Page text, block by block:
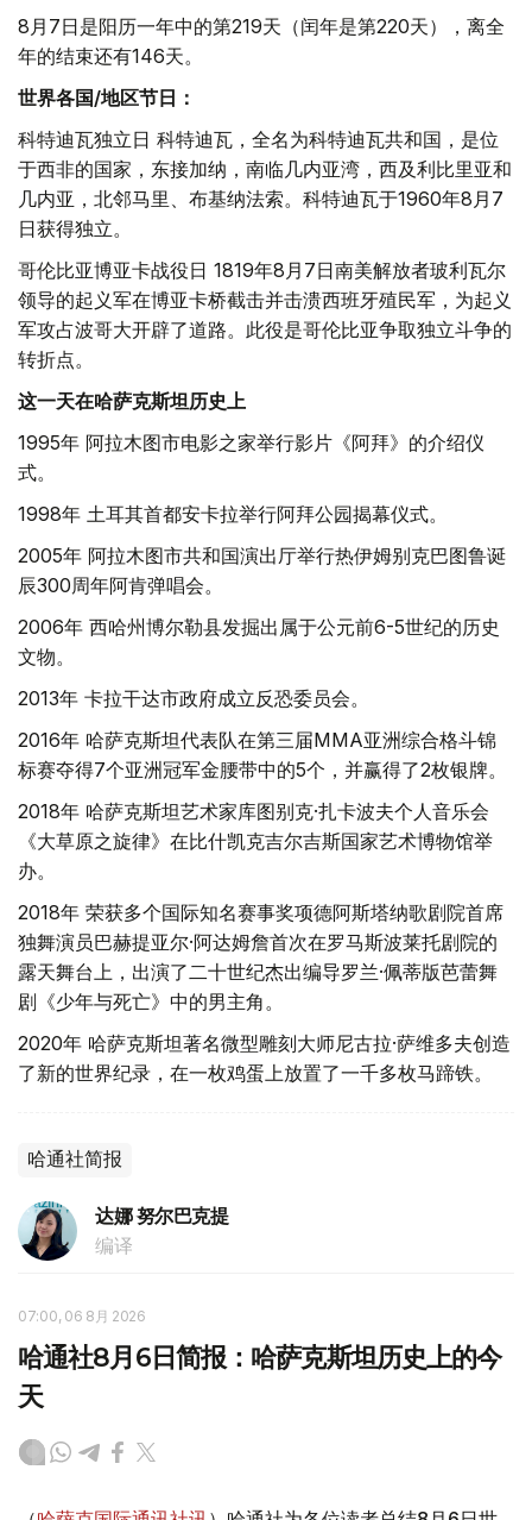
8月7日是阳历一年中的第219天（闰年是第220天），离全
年的结束还有146天。
世界各国/地区节日：
科特迪瓦独立日 科特迪瓦，全名为科特迪瓦共和国，是位
于西非的国家，东接加纳，南临几内亚湾，西及利比里亚和
几内亚，北邻马里、布基纳法索。科特迪瓦于1960年8月7
日获得独立。
哥伦比亚博亚卡战役日 1819年8月7日南美解放者玻利瓦尔
领导的起义军在博亚卡桥截击并击溃西班牙殖民军，为起义
军攻占波哥大开辟了道路。此役是哥伦比亚争取独立斗争的
转折点。
这一天在哈萨克斯坦历史上
1995年 阿拉木图市电影之家举行影片《阿拜》的介绍仪
式。
1998年 土耳其首都安卡拉举行阿拜公园揭幕仪式。
2005年 阿拉木图市共和国演出厅举行热伊姆别克巴图鲁诞
辰300周年阿肯弹唱会。
2006年 西哈州博尔勒县发掘出属于公元前6-5世纪的历史
文物。
2013年 卡拉干达市政府成立反恐委员会。
2016年 哈萨克斯坦代表队在第三届MMA亚洲综合格斗锦
标赛夺得7个亚洲冠军金腰带中的5个，并赢得了2枚银牌。
2018年 哈萨克斯坦艺术家库图别克·扎卡波夫个人音乐会
《大草原之旋律》在比什凯克吉尔吉斯国家艺术博物馆举
办。
2018年 荣获多个国际知名赛事奖项德阿斯塔纳歌剧院首席
独舞演员巴赫提亚尔·阿达姆詹首次在罗马斯波莱托剧院的
露天舞台上，出演了二十世纪杰出编导罗兰·佩蒂版芭蕾舞
剧《少年与死亡》中的男主角。
2020年 哈萨克斯坦著名微型雕刻大师尼古拉·萨维多夫创造
了新的世界纪录，在一枚鸡蛋上放置了一千多枚马蹄铁。
哈通社简报
达娜 努尔巴克提
编译
07:00, 06 8月 2026
哈通社8月6日简报：哈萨克斯坦历史上的今
天